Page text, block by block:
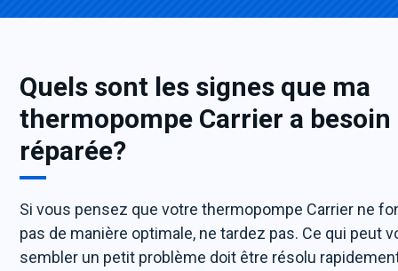
Quels sont les signes que ma
thermopompe Carrier a besoin
réparée?
Si vous pensez que votre thermopompe Carrier ne
pas de manière optimale, ne tardez pas. Ce qui peut
sembler un petit problème doit être résolu